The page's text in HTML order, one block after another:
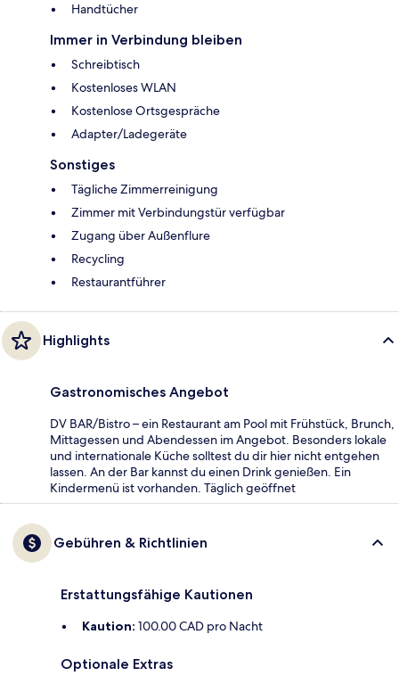
Handtücher
Immer in Verbindung bleiben
Schreibtisch
Kostenloses WLAN
Kostenlose Ortsgespräche
Adapter/Ladegeräte
Sonstiges
Tägliche Zimmerreinigung
Zimmer mit Verbindungstür verfügbar
Zugang über Außenflure
Recycling
Restaurantführer
Highlights
Gastronomisches Angebot
DV BAR/Bistro – ein Restaurant am Pool mit Frühstück, Brunch,
Mittagessen und Abendessen im Angebot. Besonders lokale
und internationale Küche solltest du dir hier nicht entgehen
lassen. An der Bar kannst du einen Drink genießen. Ein
Kindermenü ist vorhanden. Täglich geöffnet
Gebühren & Richtlinien
Erstattungsfähige Kautionen
Kaution: 100.00 CAD pro Nacht
Optionale Extras